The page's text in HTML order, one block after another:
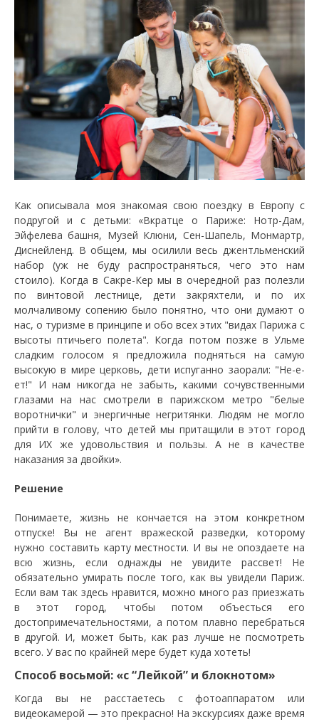
Как описывала моя знакомая свою поездку в Европу с
подругой и с детьми: «Вкратце о Париже: Нотр-Дам,
Эйфелева башня, Музей Клюни, Сен-Шапель, Монмартр,
Диснейленд. В общем, мы осилили весь джентльменский
набор (уж не буду распространяться, чего это нам
стоило). Когда в Сакре-Кер мы в очередной раз полезли
по винтовой лестнице, дети закряхтели, и по их
молчаливому сопению было понятно, что они думают о
нас, о туризме в принципе и обо всех этих "видах Парижа с
высоты птичьего полета". Когда потом позже в Ульме
сладким голосом я предложила подняться на самую
высокую в мире церковь, дети испуганно заорали: "Не-е-
ет!" И нам никогда не забыть, какими сочувственными
глазами на нас смотрели в парижском метро "белые
воротнички" и энергичные негритянки. Людям не могло
прийти в голову, что детей мы притащили в этот город
для ИХ же удовольствия и пользы. А не в качестве
наказания за двойки».
Решение
Понимаете, жизнь не кончается на этом конкретном
отпуске! Вы не агент вражеской разведки, которому
нужно составить карту местности. И вы не опоздаете на
всю жизнь, если однажды не увидите рассвет! Не
обязательно умирать после того, как вы увидели Париж.
Если вам так здесь нравится, можно много раз приезжать
в этот город, чтобы потом объесться его
достопримечательностями, а потом плавно перебраться
в другой. И, может быть, как раз лучше не посмотреть
всего. У вас по крайней мере будет куда хотеть!
Способ восьмой: «с “Лейкой” и блокнотом»
Когда вы не расстаетесь с фотоаппаратом или
видеокамерой — это прекрасно! На экскурсиях даже время